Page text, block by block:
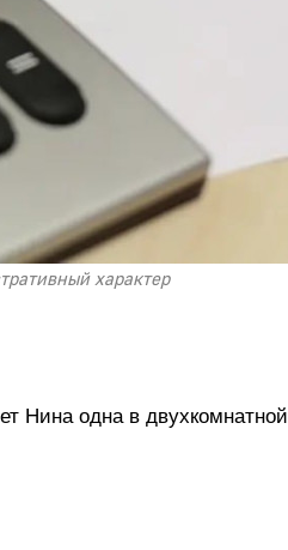
характер
Нина одна в двухкомнатной